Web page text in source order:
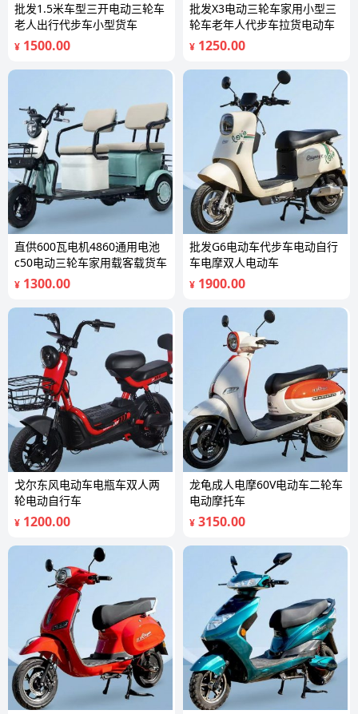
批发1.5米车型三开电动三轮车
老人出行代步车小型货车
¥ 1500.00
批发X3电动三轮车家用小型三
轮车老年人代步车拉货电动车
¥ 1250.00
直供600瓦电机4860通用电池
c50电动三轮车家用载客载货车
¥ 1300.00
批发G6电动车代步车电动自行
车电摩双人电动车
¥ 1900.00
戈尔东风电动车电瓶车双人两
轮电动自行车
¥ 1200.00
龙龟成人电摩60V电动车二轮车
电动摩托车
¥ 3150.00